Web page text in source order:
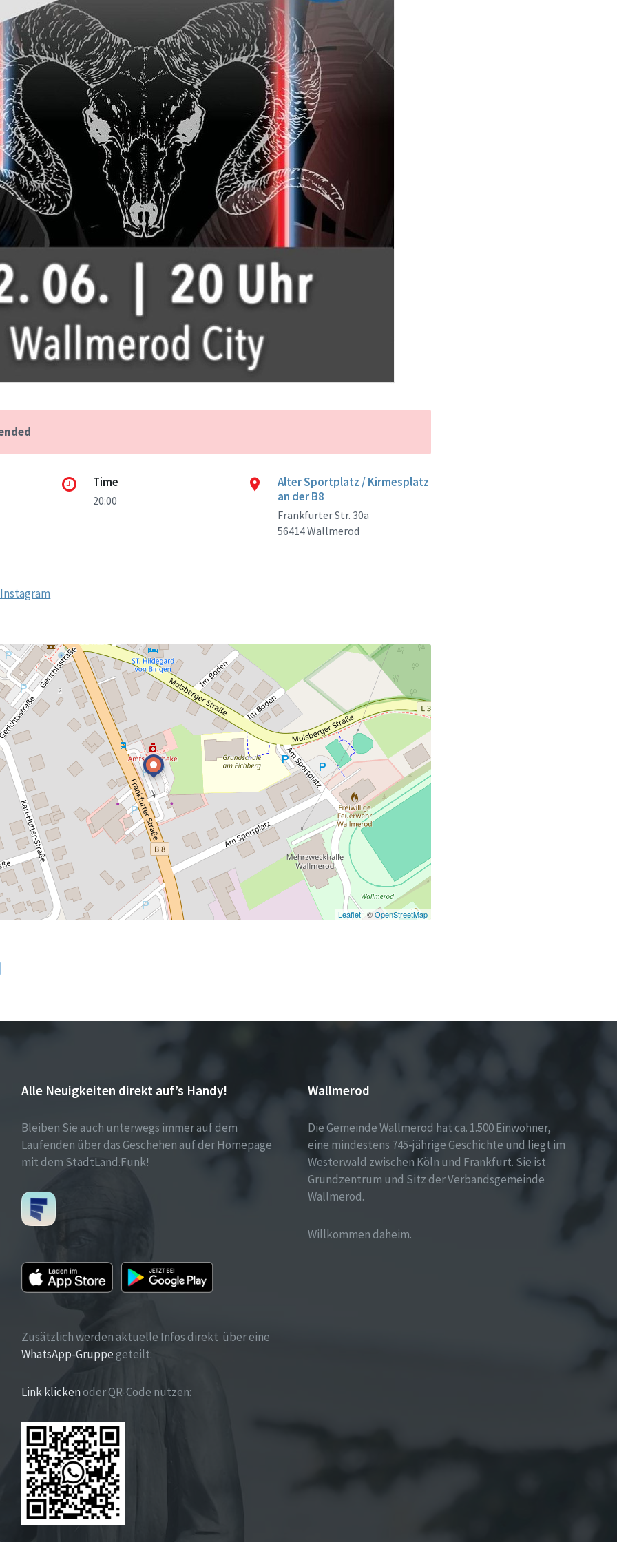
Time
20:00
Alter Sportplatz / Kirmesplatz
an der B8
Frankfurter Str. 30a
56414 Wallmerod
Leaflet| ©OpenStreetMap
Alle Neuigkeiten direkt auf’s Handy!
Bleiben Sie auch unterwegs immer auf dem
Laufenden über das Geschehen auf der Homepage
mit dem StadtLand.Funk!
Zusätzlich werden aktuelle Infos direkt über eine
WhatsApp-Gruppe geteilt:
Link klickenoder QR-Code nutzen:
Wallmerod
Die Gemeinde Wallmerod hat ca. 1.500 Einwohner,
eine mindestens 745-jährige Geschichte und liegt im
Westerwald zwischen Köln und Frankfurt. Sie ist
Grundzentrum und Sitz der Verbandsgemeinde
Wallmerod.
Willkommen daheim.